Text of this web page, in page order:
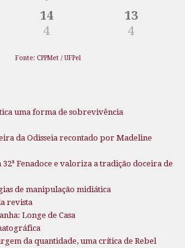
14
4
13
4
Fonte: CPPMet / UFPel
uma forma de sobrevivência
da Odisseia recontado por Madeline
Fenadoce e valoriza a tradição doceira de
de manipulação midiática
revista
Longe de Casa
da quantidade, uma crítica de Rebel